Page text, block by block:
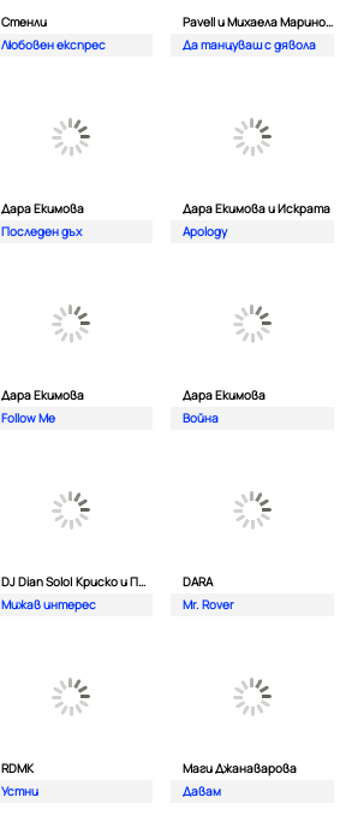
Стенли
Любовен експрес
Pavell и Михаела Маринова
Да танцуваш с дявола
Дара Екимова
Последен дъх
Дара Екимова и Искрата
Apology
Дара Екимова
Follow Me
Дара Екимова
Война
DJ Dian Solo| Криско и Панайот Панайотов
Мижав интерес
DARA
Mr. Rover
RDMK
Устни
Маги Джанаварова
Давам